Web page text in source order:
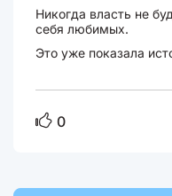
Никогда власть не
себя любимых.
Это уже показала
0